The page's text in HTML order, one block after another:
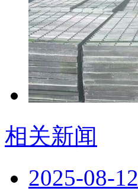
相关新闻
2025-08-12